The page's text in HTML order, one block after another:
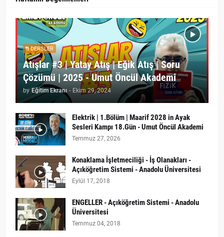
DERSLER
Atışlar #3 | Yatay Atış | Eğik Atış | Soru
Çözümü | 2025 - Umut Öncül Akademi
by Eğitim Ekranı - Ekim 29, 2024
Elektrik | 1.Bölüm | Maarif 2028 in Ayak
Sesleri Kampı 18.Gün - Umut Öncül Akademi
Temmuz 27, 2026
Konaklama İşletmeciliği - İş Olanakları -
Açıköğretim Sistemi - Anadolu Üniversitesi
Eylül 17, 2018
ENGELLER - Açıköğretim Sistemi - Anadolu
Üniversitesi
Temmuz 04, 2018